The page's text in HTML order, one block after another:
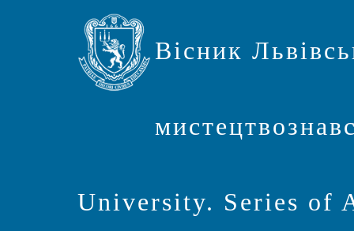
Вісник
University. Series of